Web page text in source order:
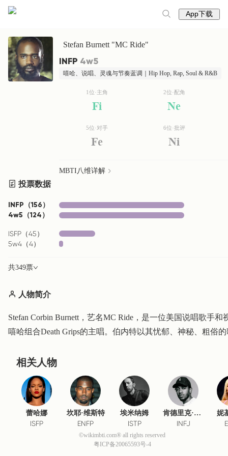
App下载
Stefan Burnett "MC Ride"
INFP 4w5
嘻哈、说唱、灵魂与节奏蓝调｜Hip Hop, Rap, Soul & R&B
1位·主角
Fi
2位·配角
Ne
5位·对手
Fe
6位·批评
Ni
MBTI八维详解
投票数据
INFP （156）
4w5 （124）
ISFP （45）
5w4 （4）
共349票
人物简介
Stefan Corbin Burnett，艺名MC Ride，是一位美国说唱歌手
嘻哈组合Death Grips的主唱。伯内特以其忧郁、神秘、粗俗
相关人物
蕾哈娜
ISFP
坎耶·维斯特
ENFP
埃米纳姆
ISTP
肯德里克·拉马尔
INFJ
妮
©wikimbti.com® all rights reserved
粤ICP备20065593号-4